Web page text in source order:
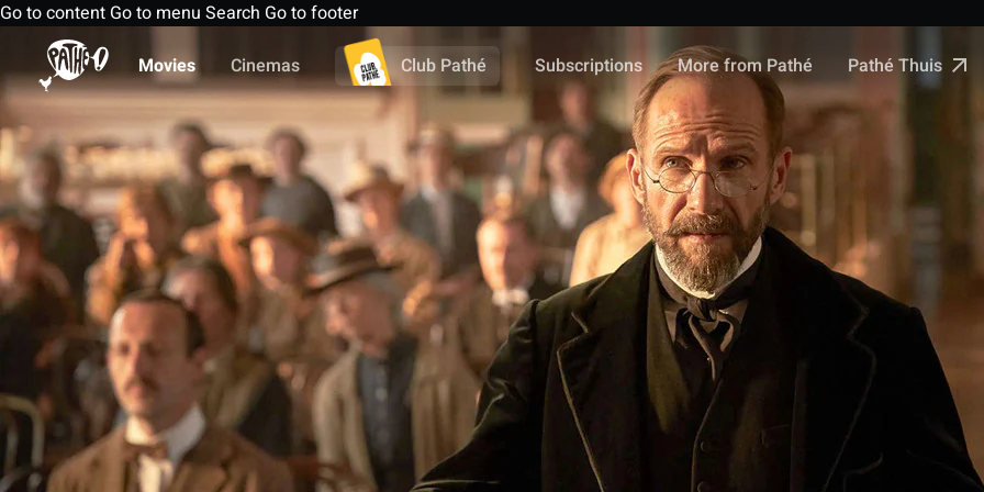
Go to content Go to menu Search Go to footer
Movies
Cinemas Club Pathé Subscriptions More from Pathé Pathé Thuis